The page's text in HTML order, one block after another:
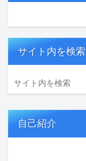
サイト内を検索
自己紹介